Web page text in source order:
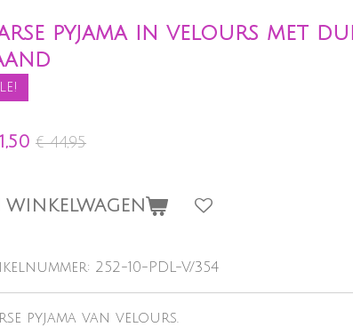
pyjama in velours met
€ 44,95
WINKELWAGEN
252-10-PDL-V/354
pyjama van velours.